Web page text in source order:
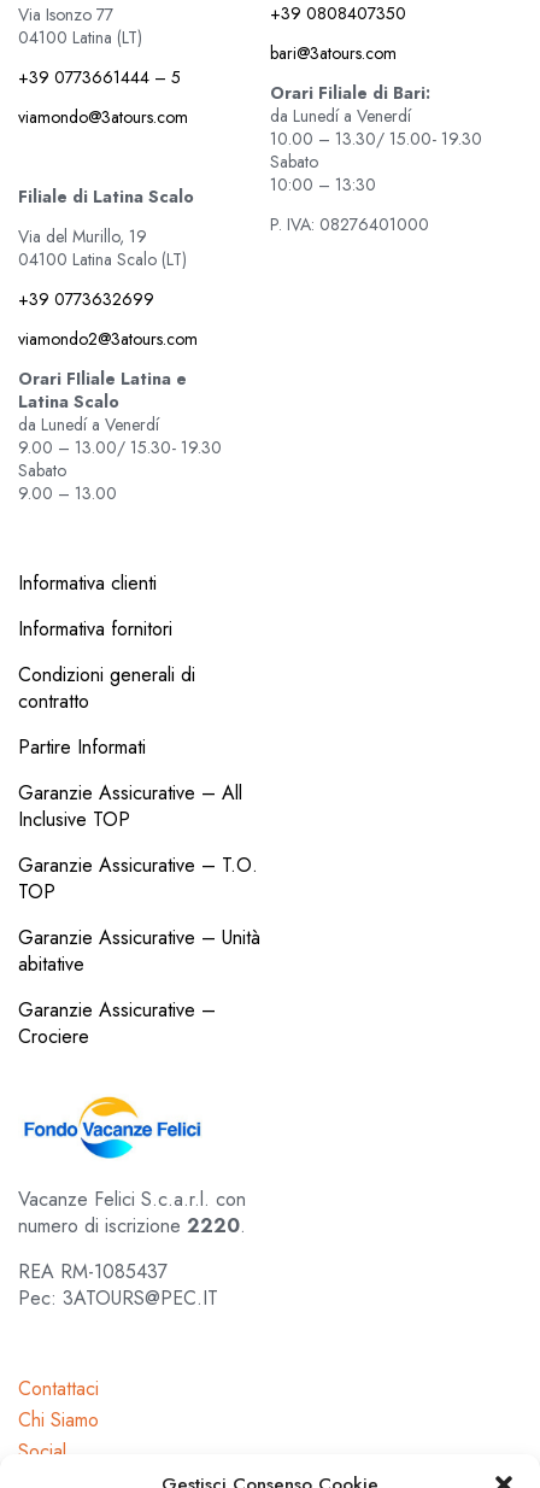
Via Isonzo 77
04100 Latina (LT)
+39 0773661444 – 5
viamondo@3atours.com
Filiale di Latina Scalo
Via del Murillo, 19
04100 Latina Scalo (LT)
+39 0773632699
viamondo2@3atours.com
Orari FIliale Latina e
Latina Scalo
da Lunedí a Venerdí
9.00 – 13.00/ 15.30- 19.30
Sabato
9.00 – 13.00
+39 0808407350
bari@3atours.com
Orari Filiale di Bari:
da Lunedí a Venerdí
10.00 – 13.30/ 15.00- 19.30
Sabato
10:00 – 13:30
P. IVA: 08276401000
Informativa clienti
Informativa fornitori
Condizioni generali di
contratto
Partire Informati
Garanzie Assicurative – All
Inclusive TOP
Garanzie Assicurative – T.O.
TOP
Garanzie Assicurative – Unità
abitative
Garanzie Assicurative –
Crociere
Vacanze Felici S.c.a.r.l. con
numero di iscrizione 2220.
REA RM-1085437
Pec: 3ATOURS@PEC.IT
Contattaci
Chi Siamo
Social